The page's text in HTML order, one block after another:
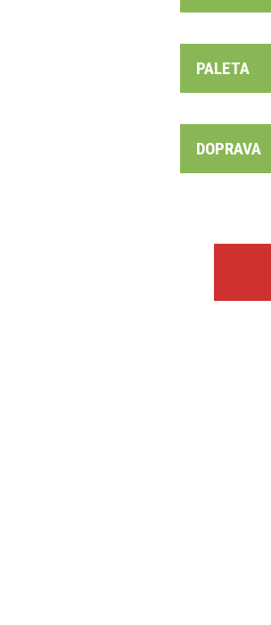
PALETA
DOPRAVA